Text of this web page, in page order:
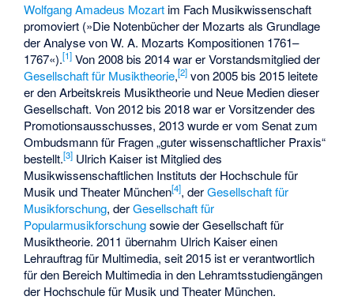
Wolfgang Amadeus Mozart im Fach Musikwissenschaft
promoviert (»Die Notenbücher der Mozarts als Grundlage
der Analyse von W. A. Mozarts Kompositionen 1761–
1767«).[1] Von 2008 bis 2014 war er Vorstandsmitglied der
Gesellschaft für Musiktheorie,[2] von 2005 bis 2015 leitete
er den Arbeitskreis Musiktheorie und Neue Medien dieser
Gesellschaft. Von 2012 bis 2018 war er Vorsitzender des
Promotionsausschusses, 2013 wurde er vom Senat zum
Ombudsmann für Fragen „guter wissenschaftlicher Praxis“
bestellt.[3] Ulrich Kaiser ist Mitglied des
Musikwissenschaftlichen Instituts der Hochschule für
Musik und Theater München[4], derGesellschaft für
Musikforschung, derGesellschaft für
Popularmusikforschungsowie der Gesellschaft für
Musiktheorie. 2011 übernahm Ulrich Kaiser einen
Lehrauftrag für Multimedia, seit 2015 ist er verantwortlich
für den Bereich Multimedia in den Lehramtsstudiengängen
der Hochschule für Musik und Theater München.